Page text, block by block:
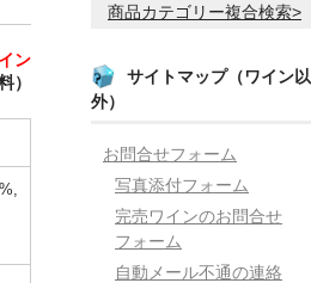
ン
）
商品カテゴリー複合検索>
サイトマップ（ワイン以
外）
お問合せフォーム
写真添付フォーム
完売ワインのお問合せ
フォーム
自動メール不通の連絡